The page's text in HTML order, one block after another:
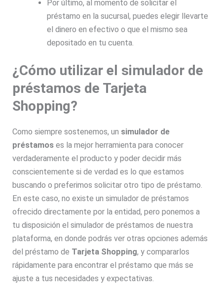
Por último, al momento de solicitar el
préstamo en la sucursal, puedes elegir llevarte
el dinero en efectivo o que el mismo sea
depositado en tu cuenta.
¿Cómo utilizar el simulador de
préstamos de Tarjeta
Shopping?
Como siempre sostenemos, un simulador de
préstamos es la mejor herramienta para conocer
verdaderamente el producto y poder decidir más
conscientemente si de verdad es lo que estamos
buscando o preferimos solicitar otro tipo de préstamo.
En este caso, no existe un simulador de préstamos
ofrecido directamente por la entidad, pero ponemos a
tu disposición el simulador de préstamos de nuestra
plataforma, en donde podrás ver otras opciones además
del préstamo de Tarjeta Shopping, y compararlos
rápidamente para encontrar el préstamo que más se
ajuste a tus necesidades y expectativas.